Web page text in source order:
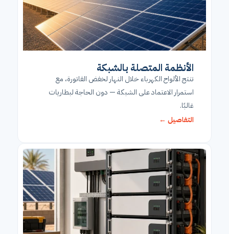
الأنظمة المتصلة بالشبكة
تنتج الألواح الكهرباء خلال النهار لخفض الفاتورة، مع
استمرار الاعتماد على الشبكة — دون الحاجة لبطاريات
غالبًا.
التفاصيل ←